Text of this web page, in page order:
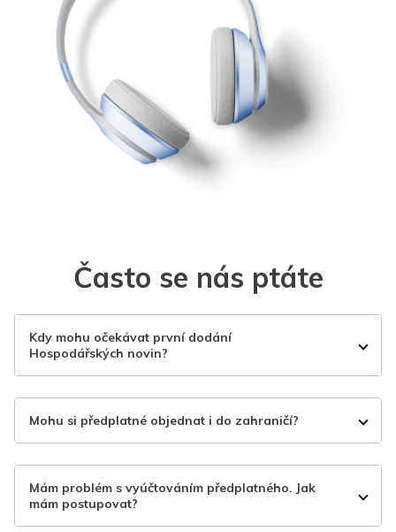
Často se nás ptáte
Kdy mohu očekávat první dodání
Hospodářských novin?
Mohu si předplatné objednat i do zahraničí?
Mám problém s vyúčtováním předplatného. Jak
mám postupovat?